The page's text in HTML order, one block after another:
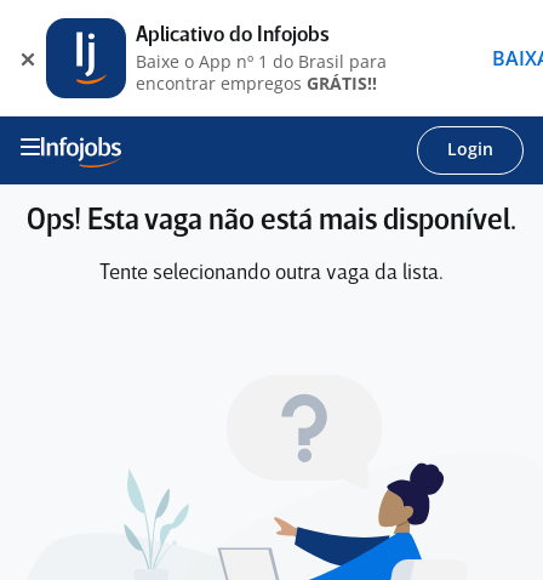
Login
Ops! Esta vaga não está mais disponível.
Tente selecionando outra vaga da lista.
Aplicativo do Infojobs
Baixe o App nº 1 do Brasil para
encontrar empregos GRÁTIS!!